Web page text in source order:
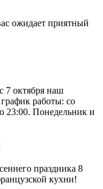
ожидает приятный
7 октября наш
работы: со
23:00. Понедельник и
праздника 8
кухни!